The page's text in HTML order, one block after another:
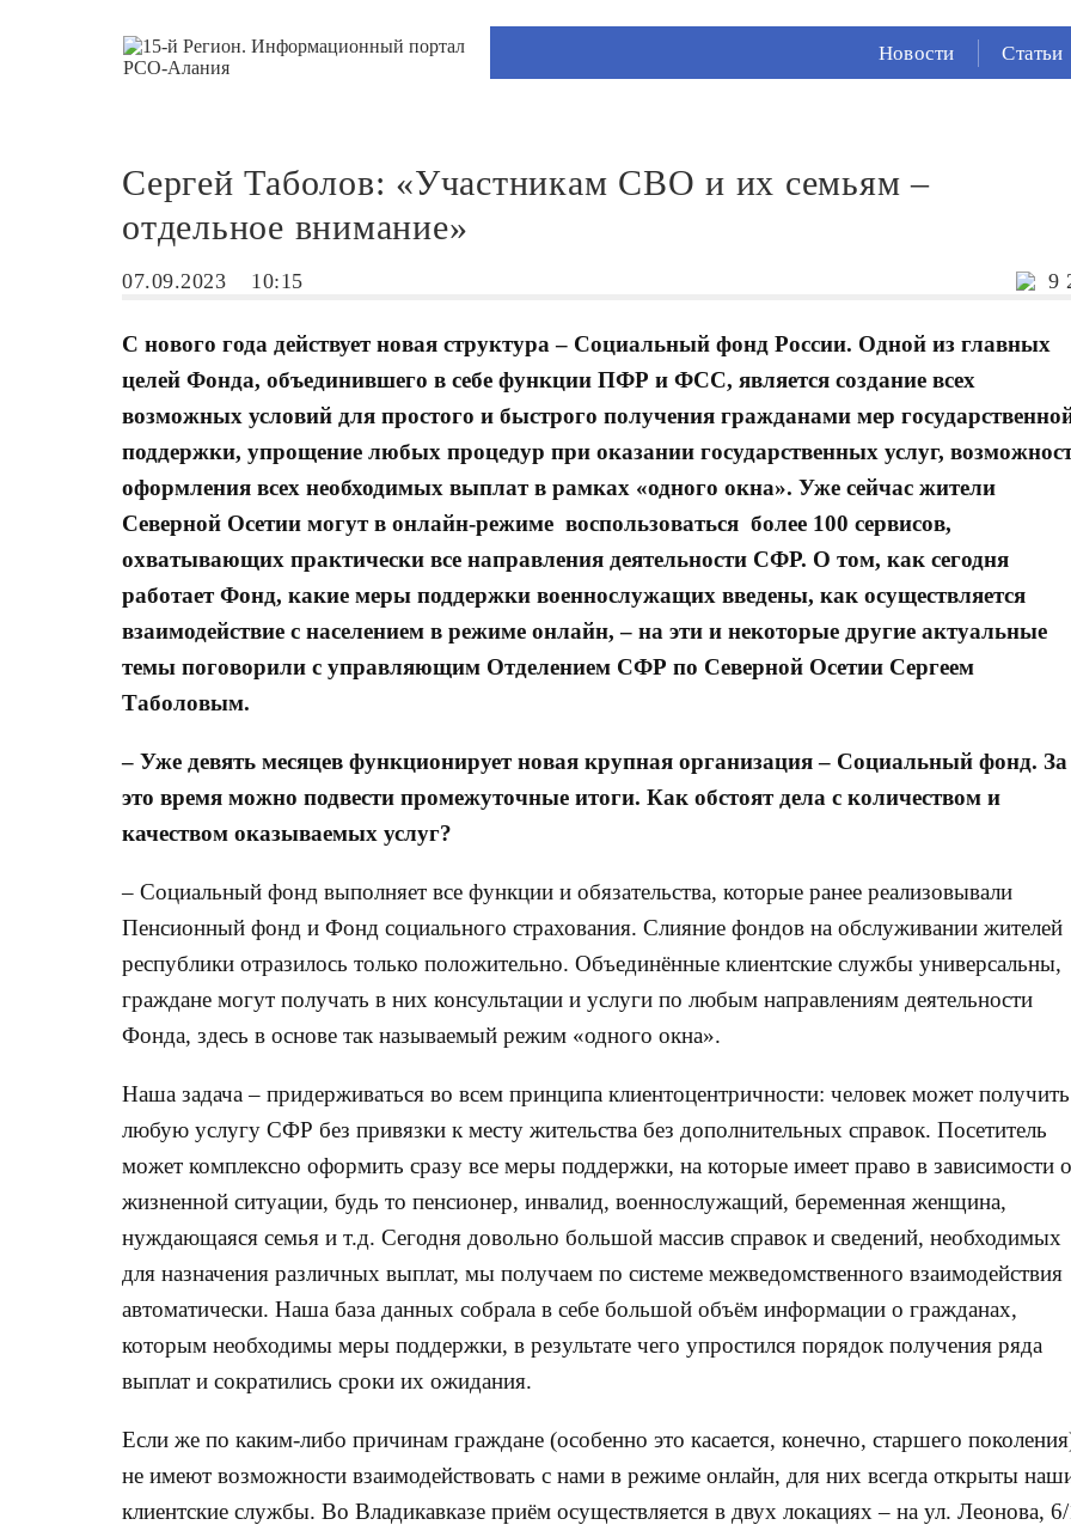
Новости Статьи
Сергей Таболов: «Участникам СВО и их семьям –
отдельное внимание»
07.09.2023 10:15 9
С нового года действует новая структура – Социальный фонд России. Одной из главных
целей Фонда, объединившего в себе функции ПФР и ФСС, является создание всех
возможных условий для простого и быстрого получения гражданами мер
поддержки, упрощение любых процедур при оказании государственных услуг,
оформления всех необходимых выплат в рамках «одного окна». Уже сейчас жители
Северной Осетии могут в онлайн-режиме воспользоваться более 100 сервисов,
охватывающих практически все направления деятельности СФР. О том, как сегодня
работает Фонд, какие меры поддержки военнослужащих введены, как осуществляется
взаимодействие с населением в режиме онлайн, – на эти и некоторые другие актуальные
темы поговорили с управляющим Отделением СФР по Северной Осетии Сергеем
Таболовым.
– Уже девять месяцев функционирует новая крупная организация – Социальный фонд. За
это время можно подвести промежуточные итоги. Как обстоят дела с количеством и
качеством оказываемых услуг?
– Социальный фонд выполняет все функции и обязательства, которые ранее реализовывали
Пенсионный фонд и Фонд социального страхования. Слияние фондов на обслуживании жителей
республики отразилось только положительно. Объединённые клиентские службы универсальны,
граждане могут получать в них консультации и услуги по любым направлениям деятельности
Фонда, здесь в основе так называемый режим «одного окна».
Наша задача – придерживаться во всем принципа клиентоцентричности: человек может получить
любую услугу СФР без привязки к месту жительства без дополнительных справок. Посетитель
может комплексно оформить сразу все меры поддержки, на которые имеет право в зависимости
жизненной ситуации, будь то пенсионер, инвалид, военнослужащий, беременная женщина,
нуждающаяся семья и т.д. Сегодня довольно большой массив справок и сведений, необходимых
для назначения различных выплат, мы получаем по системе межведомственного взаимодействия
автоматически. Наша база данных собрала в себе большой объём информации о гражданах,
которым необходимы меры поддержки, в результате чего упростился порядок получения ряда
выплат и сократились сроки их ожидания.
Если же по каким-либо причинам граждане (особенно это касается, конечно, старшего
не имеют возможности взаимодействовать с нами в режиме онлайн, для них всегда открыты
клиентские службы. Во Владикавказе приём осуществляется в двух локациях – на ул. Леонова,